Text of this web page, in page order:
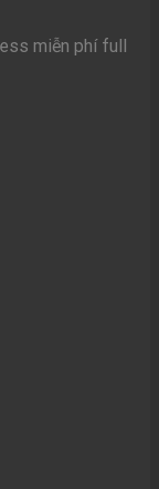
miễn phí full